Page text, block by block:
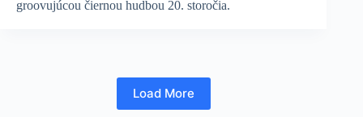
groovujúcou čiernou hudbou 20. storočia.
Load More